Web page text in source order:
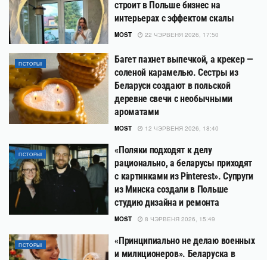
строит в Польше бизнес на
интерьерах с эффектом скалы
MOST 22 ЧЭРВЕНЯ 2026, 17:50
ГІСТОРЫІ
Багет пахнет выпечкой, а крекер —
соленой карамелью. Сестры из
Беларуси создают в польской
деревне свечи с необычными
ароматами
MOST 12 ЧЭРВЕНЯ 2026, 18:40
ГІСТОРЫІ
«Поляки подходят к делу
рационально, а беларусы приходят
с картинками из Pinterest». Cупруги
из Минска создали в Польше
студию дизайна и ремонта
MOST 8 ЧЭРВЕНЯ 2026, 15:49
ГІСТОРЫІ
«Принципиально не делаю военных
и милиционеров». Беларуска в